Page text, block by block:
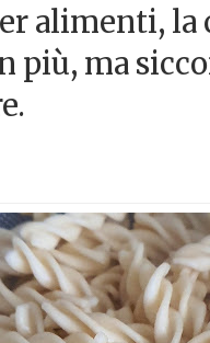
alimenti,
più, ma